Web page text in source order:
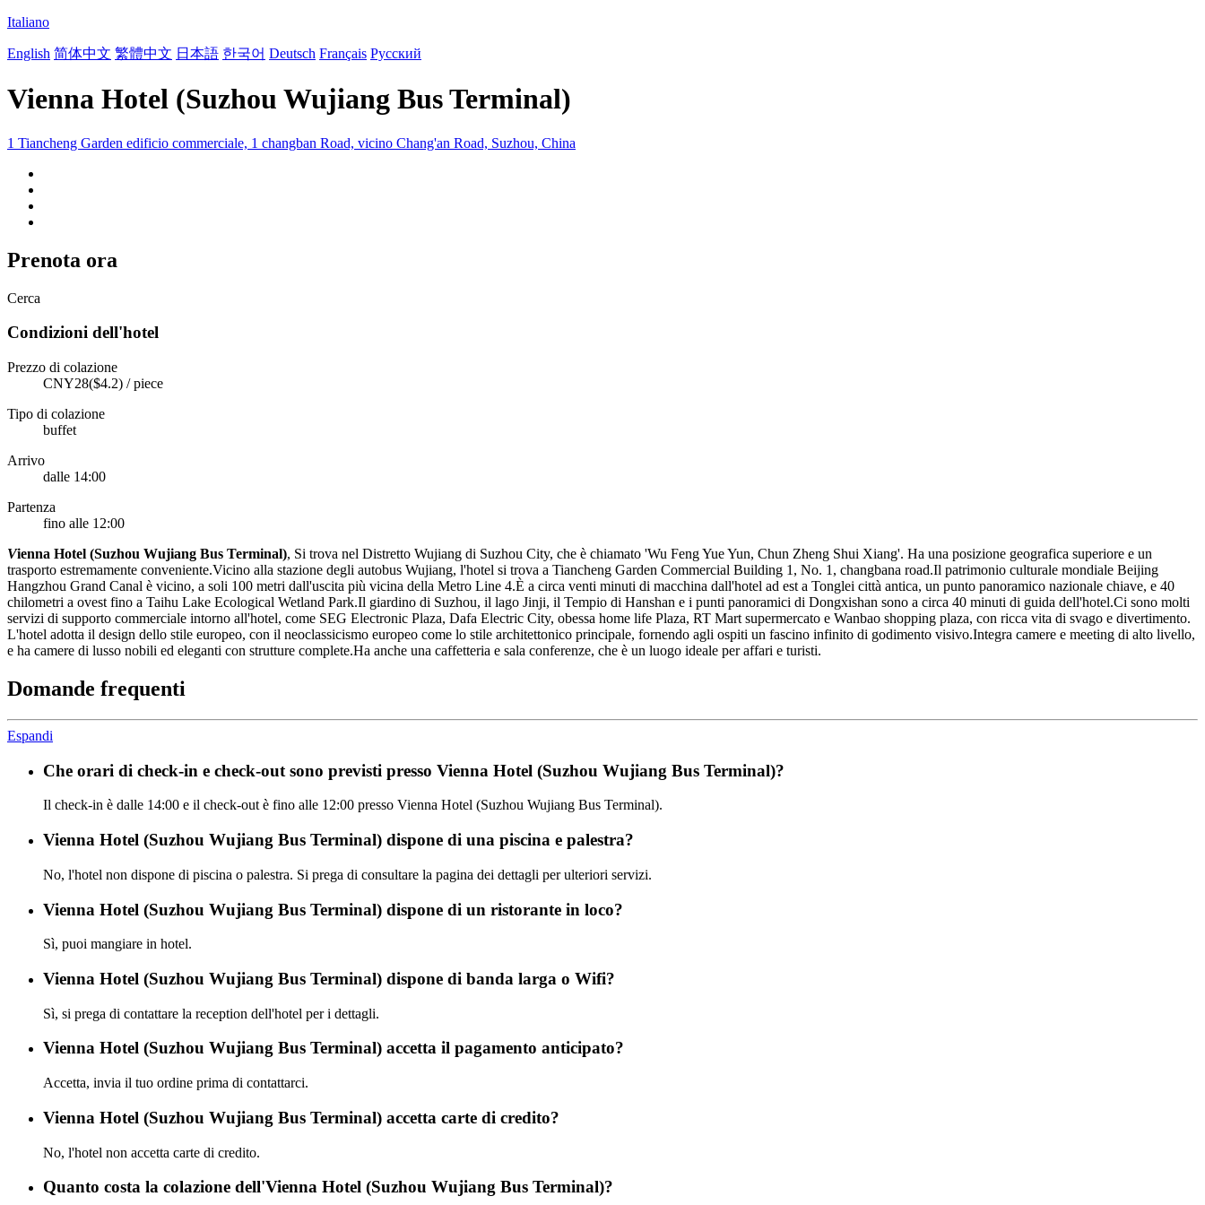
Italiano
English 简体中文 繁體中文 日本語 한국어 Deutsch Français Русский
Vienna Hotel (Suzhou Wujiang Bus Terminal)
1 Tiancheng Garden edificio commerciale, 1 changban Road, vicino Chang'an Road, Suzhou, China
Prenota ora
Cerca
Condizioni dell'hotel
Prezzo di colazione
CNY28($4.2) / piece
Tipo di colazione
buffet
Arrivo
dalle 14:00
Partenza
fino alle 12:00
Vienna Hotel (Suzhou Wujiang Bus Terminal), Si trova nel Distretto Wujiang di Suzhou City, che è chiamato 'Wu Feng Yue Yun, Chun Zheng Shui Xiang'. Ha una posizione geografica superiore e un
trasporto estremamente conveniente.Vicino alla stazione degli autobus Wujiang, l'hotel si trova a Tiancheng Garden Commercial Building 1, No. 1, changbana road.Il patrimonio culturale mondiale Beijing
Hangzhou Grand Canal è vicino, a soli 100 metri dall'uscita più vicina della Metro Line 4.È a circa venti minuti di macchina dall'hotel ad est a Tonglei città antica, un punto panoramico nazionale chiave, e 40
chilometri a ovest fino a Taihu Lake Ecological Wetland Park.Il giardino di Suzhou, il lago Jinji, il Tempio di Hanshan e i punti panoramici di Dongxishan sono a circa 40 minuti di guida dell'hotel.Ci sono molti
servizi di supporto commerciale intorno all'hotel, come SEG Electronic Plaza, Dafa Electric City, obessa home life Plaza, RT Mart supermercato e Wanbao shopping plaza, con ricca vita di svago e divertimento.
L'hotel adotta il design dello stile europeo, con il neoclassicismo europeo come lo stile architettonico principale, fornendo agli ospiti un fascino infinito di godimento visivo.Integra camere e meeting di alto livello,
e ha camere di lusso nobili ed eleganti con strutture complete.Ha anche una caffetteria e sala conferenze, che è un luogo ideale per affari e turisti.
Domande frequenti
Espandi
Che orari di check-in e check-out sono previsti presso Vienna Hotel (Suzhou Wujiang Bus Terminal)?
Il check-in è dalle 14:00 e il check-out è fino alle 12:00 presso Vienna Hotel (Suzhou Wujiang Bus Terminal).
Vienna Hotel (Suzhou Wujiang Bus Terminal) dispone di una piscina e palestra?
No, l'hotel non dispone di piscina o palestra. Si prega di consultare la pagina dei dettagli per ulteriori servizi.
Vienna Hotel (Suzhou Wujiang Bus Terminal) dispone di un ristorante in loco?
Sì, puoi mangiare in hotel.
Vienna Hotel (Suzhou Wujiang Bus Terminal) dispone di banda larga o Wifi?
Sì, si prega di contattare la reception dell'hotel per i dettagli.
Vienna Hotel (Suzhou Wujiang Bus Terminal) accetta il pagamento anticipato?
Accetta, invia il tuo ordine prima di contattarci.
Vienna Hotel (Suzhou Wujiang Bus Terminal) accetta carte di credito?
No, l'hotel non accetta carte di credito.
Quanto costa la colazione dell'Vienna Hotel (Suzhou Wujiang Bus Terminal)?